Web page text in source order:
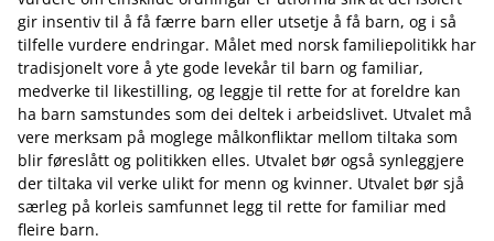
gir insentiv til å få færre barn eller utsetje å få barn, og i så
tilfelle vurdere endringar. Målet med norsk familiepolitikk har
tradisjonelt vore å yte gode levekår til barn og familiar,
medverke til likestilling, og leggje til rette for at foreldre kan
ha barn samstundes som dei deltek i arbeidslivet. Utvalet må
vere merksam på moglege målkonfliktar mellom tiltaka som
blir føreslått og politikken elles. Utvalet bør også synleggjere
der tiltaka vil verke ulikt for menn og kvinner. Utvalet bør sjå
særleg på korleis samfunnet legg til rette for familiar med
fleire barn.